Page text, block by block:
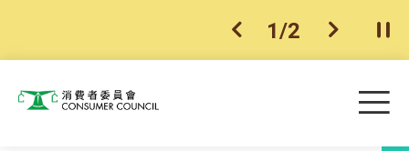
上一個
1/2 下一個開
消費者委員會 目